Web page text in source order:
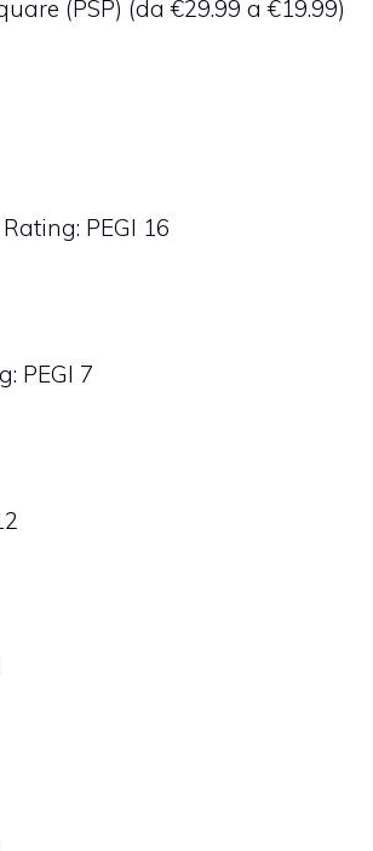
(PSP) (da €29.99 a €19.99)
PEGI 16
PEGI 7